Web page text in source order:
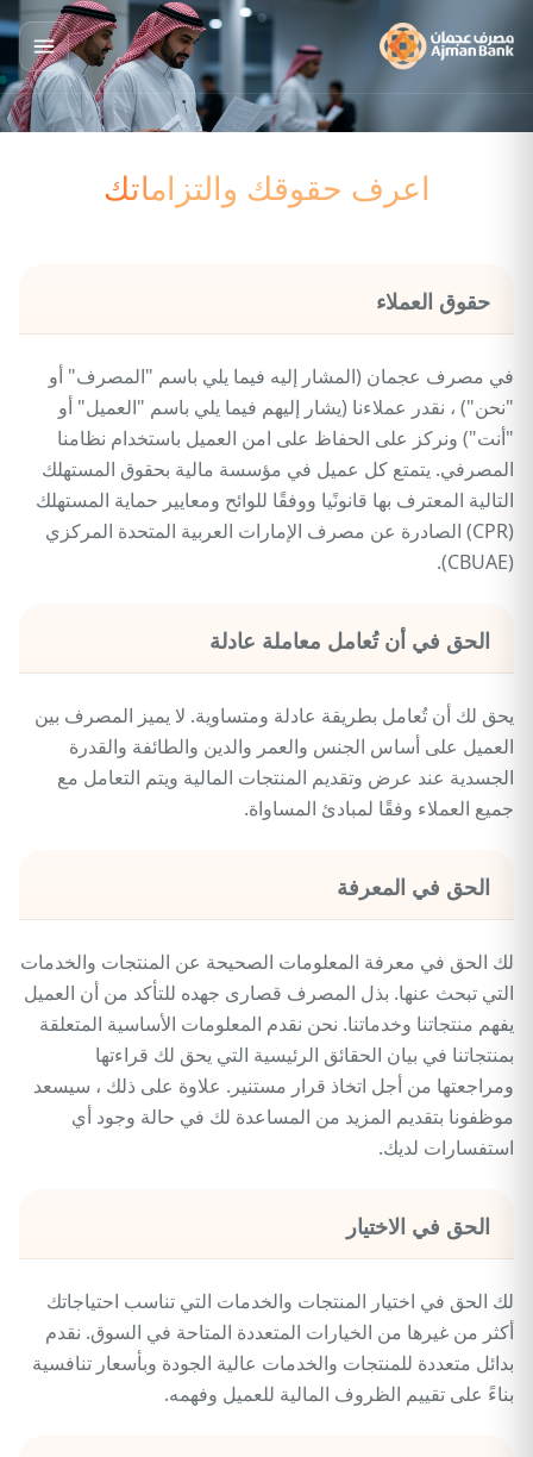
اعرف حقوقك والتزاماتك
حقوق العملاء
في مصرف عجمان (المشار إليه فيما يلي باسم "المصرف" أو
"نحن") ، نقدر عملاءنا (يشار إليهم فيما يلي باسم "العميل" أو
"أنت") ونركز على الحفاظ على امن العميل باستخدام نظامنا
المصرفي. يتمتع كل عميل في مؤسسة مالية بحقوق المستهلك
التالية المعترف بها قانونًيا ووفقًا للوائح ومعايير حماية المستهلك
(CPR) الصادرة عن مصرف الإمارات العربية المتحدة المركزي
(CBUAE).
الحق في أن تُعامل معاملة عادلة
يحق لك أن تُعامل بطريقة عادلة ومتساوية. لا يميز المصرف بين
العميل على أساس الجنس والعمر والدين والطائفة والقدرة
الجسدية عند عرض وتقديم المنتجات المالية ويتم التعامل مع
جميع العملاء وفقًا لمبادئ المساواة.
الحق في المعرفة
لك الحق في معرفة المعلومات الصحيحة عن المنتجات والخدمات
التي تبحث عنها. بذل المصرف قصارى جهده للتأكد من أن العميل
يفهم منتجاتنا وخدماتنا. نحن نقدم المعلومات الأساسية المتعلقة
بمنتجاتنا في بيان الحقائق الرئيسية التي يحق لك قراءتها
ومراجعتها من أجل اتخاذ قرار مستنير. علاوة على ذلك ، سيسعد
موظفونا بتقديم المزيد من المساعدة لك في حالة وجود أي
استفسارات لديك.
الحق في الاختيار
لك الحق في اختيار المنتجات والخدمات التي تناسب احتياجاتك
أكثر من غيرها من الخيارات المتعددة المتاحة في السوق. نقدم
بدائل متعددة للمنتجات والخدمات عالية الجودة وبأسعار تنافسية
بناءً على تقييم الظروف المالية للعميل وفهمه.